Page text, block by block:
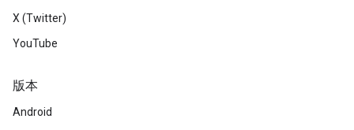
X (Twitter)
YouTube
版本
Android